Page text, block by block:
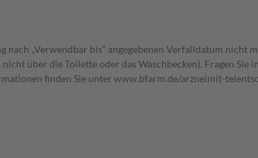
„Verwendbar bis“ angegebenen Verfalldatum nicht
über die Toilette oder das Waschbecken). Fragen
finden Sie unter www.bfarm.de/arzneimit-